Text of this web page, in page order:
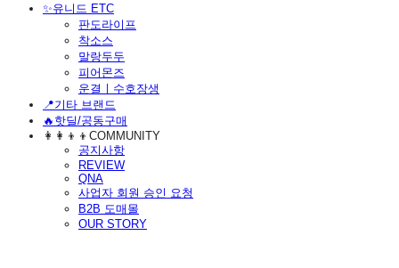
​✨유니드 ETC
판도라이프
착소스
말랑두두
피어몬즈
운결ㅣ수호장생
📍기타 브랜드
🔥핫딜/공동구매
👩‍👩‍👦‍👦COMMUNITY
공지사항
REVIEW
QNA
사업자 회원 승인 요청
B2B 도매몰
OUR STORY